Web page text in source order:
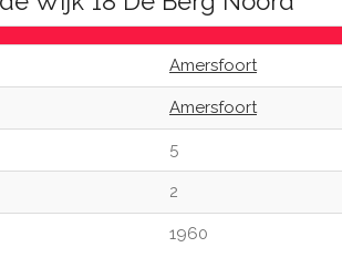
Amersfoort
Amersfoort
5
2
1960